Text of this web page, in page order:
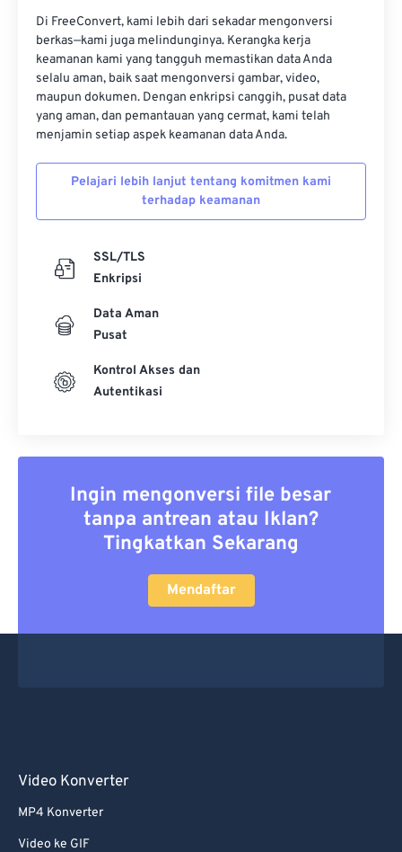
Di FreeConvert, kami lebih dari sekadar mengonversi
berkas—kami juga melindunginya. Kerangka kerja
keamanan kami yang tangguh memastikan data Anda
selalu aman, baik saat mengonversi gambar, video,
maupun dokumen. Dengan enkripsi canggih, pusat data
yang aman, dan pemantauan yang cermat, kami telah
menjamin setiap aspek keamanan data Anda.
Pelajari lebih lanjut tentang komitmen kami
terhadap keamanan
SSL/TLS
Enkripsi
Data Aman
Pusat
Kontrol Akses dan
Autentikasi
Ingin mengonversi file besar
tanpa antrean atau Iklan?
Tingkatkan Sekarang
Mendaftar
Video Konverter
MP4 Konverter
Video ke GIF